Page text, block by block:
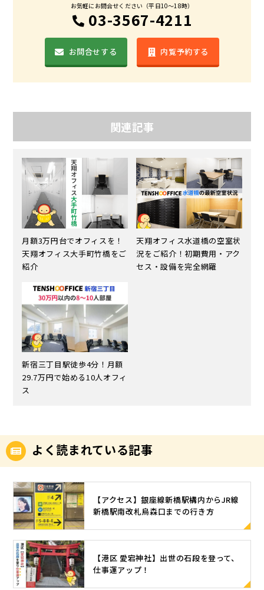
お気軽にお問合せください（平日10〜18時）
03-3567-4211
お問合せする 内覧予約する
関連記事
月額3万円台でオフィスを！
天翔オフィス大手町竹橋をご
紹介
天翔オフィス水道橋の空室状
況をご紹介！初期費用・アク
セス・設備を完全網羅
新宿三丁目駅徒歩4分！月額
29.7万円で始める10人オフィ
ス
よく読まれている記事
【アクセス】銀座線新橋駅構内からJR線
新橋駅南改札烏森口までの行き方
【港区 愛宕神社】出世の石段を登って、
仕事運アップ！